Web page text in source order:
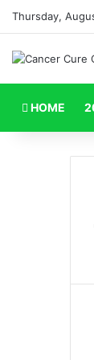
Thursday,
HOME